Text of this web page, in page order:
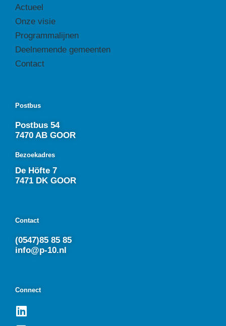
Actueel
Onze visie
Programmalijnen
Deelnemende gemeenten
Contact
Postbus
Postbus 54
7470 AB GOOR
Bezoekadres
De Höfte 7
7471 DK GOOR
Contact
(0547)85 85 85
info@p-10.nl
Connect